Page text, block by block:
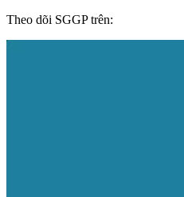
Theo dõi SGGP trên: